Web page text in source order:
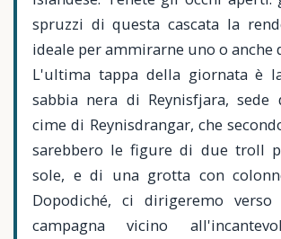
spruzzi di questa cascata la
ideale per ammirarne uno o anche
L'ultima tappa della giornata è
sabbia nera di Reynisfjara, sede
cime di Reynisdrangar, che
sarebbero le figure di due troll
sole, e di una grotta con
Dopodiché, ci dirigeremo
campagna vicino